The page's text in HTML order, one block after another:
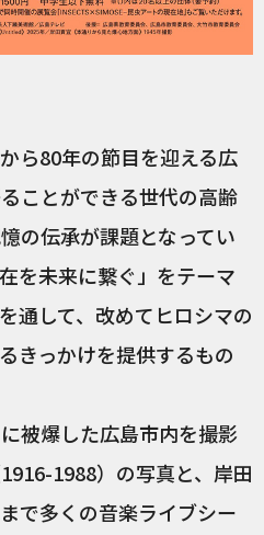
ら80年の節目を迎える広
ことができる世代の高齢
の伝承が課題となってい
を未来に繋ぐ」をテーマ
通して、改めてヒロシマの
きっかけを提供するもの
被爆した広島市内を撮影
1988）の写真と、岸田
で多くの音楽ライブシー